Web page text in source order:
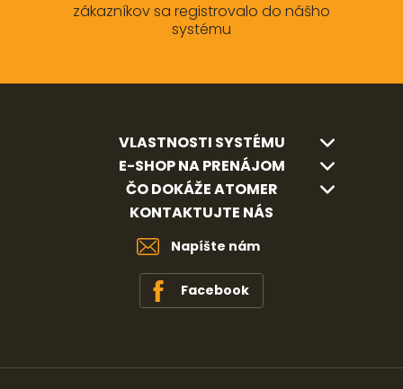
zákazníkov sa registrovalo do nášho
systému
VLASTNOSTI SYSTÉMU
E-SHOP NA PRENÁJOM
ČO DOKÁŽE ATOMER
KONTAKTUJTE NÁS
Napíšte nám
Facebook